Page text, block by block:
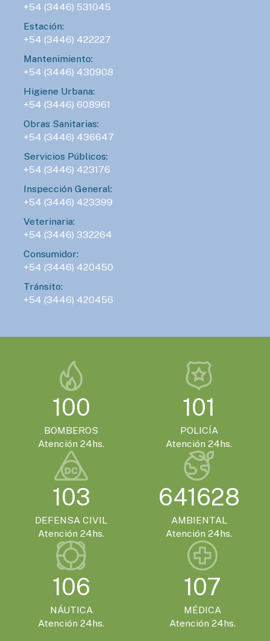
+54 (3446) 531045
Estación:
+54 (3446) 422227
Mantenimiento:
+54 (3446) 430908
Higiene Urbana:
+54 (3446) 608961
Obras Sanitarias:
+54 (3446) 436647
Servicios Públicos:
+54 (3446) 423176
Inspección General:
+54 (3446) 423399
Veterinaria:
+54 (3446) 332264
Consumidor:
+54 (3446) 420450
Tránsito:
+54 (3446) 420456
100
BOMBEROS
Atención 24hs.
101
POLICÍA
Atención 24hs.
103
DEFENSA CIVIL
Atención 24hs.
641628
AMBIENTAL
Atención 24hs.
106
NÁUTICA
Atención 24hs.
107
MÉDICA
Atención 24hs.